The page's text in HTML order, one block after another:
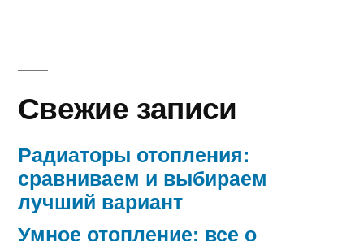
Свежие записи
Радиаторы отопления:
сравниваем и выбираем
лучший вариант
Умное отопление: все о